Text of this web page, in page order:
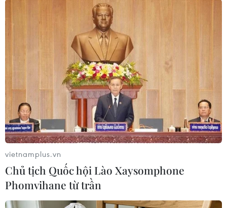
#COVID-19 #Vắcxin #Sputnik V
#Pfizer/BioNTech
#Moderna
Nga
Séc
vietnamplus.vn
Chủ tịch Quốc hội Lào Xaysomphone
Phomvihane từ trần